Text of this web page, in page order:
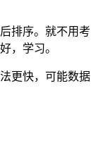
排序。就不用考
，学习。
更快，可能数据